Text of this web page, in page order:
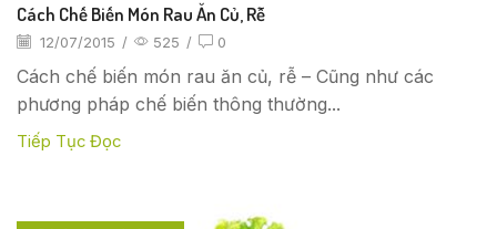
Cách Chế Biến Món Rau Ăn Củ, Rễ
12/07/2015 / 525 / 0
Cách chế biến món rau ăn củ, rễ – Cũng như các
phương pháp chế biến thông thường...
Tiếp Tục Đọc